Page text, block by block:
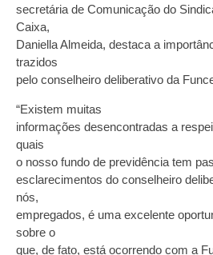
secretária de Comunicação do
Caixa,
Daniella Almeida, destaca a
trazidos
pelo conselheiro deliberativo da
“Existem muitas
informações desencontradas a
quais
o nosso fundo de previdência tem
esclarecimentos do conselheiro
nós,
empregados, é uma excelente
sobre o
que, de fato, está ocorrendo com a